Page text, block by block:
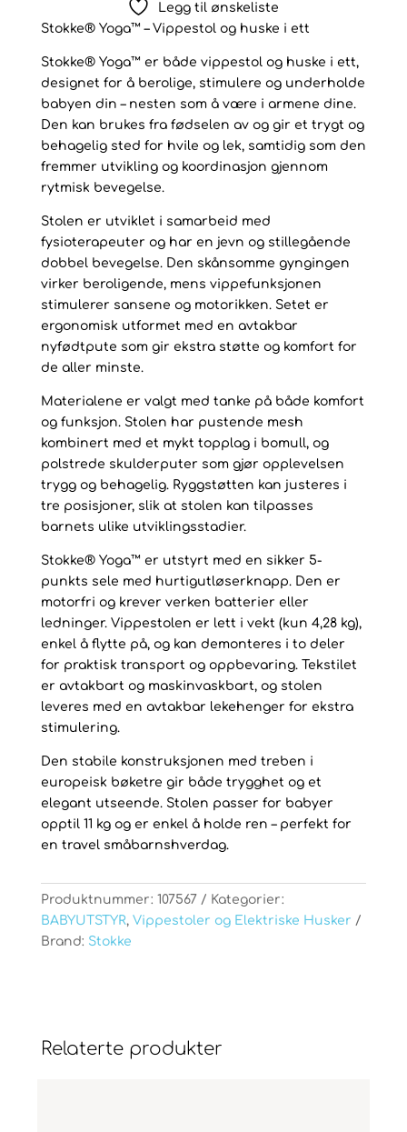
antall
Legg til ønskeliste
Stokke® Yoga™ – Vippestol og huske i ett
Stokke® Yoga™ er både vippestol og huske i ett,
designet for å berolige, stimulere og underholde
babyen din – nesten som å være i armene dine.
Den kan brukes fra fødselen av og gir et trygt og
behagelig sted for hvile og lek, samtidig som den
fremmer utvikling og koordinasjon gjennom
rytmisk bevegelse.
Stolen er utviklet i samarbeid med
fysioterapeuter og har en jevn og stillegående
dobbel bevegelse. Den skånsomme gyngingen
virker beroligende, mens vippefunksjonen
stimulerer sansene og motorikken. Setet er
ergonomisk utformet med en avtakbar
nyfødtpute som gir ekstra støtte og komfort for
de aller minste.
Materialene er valgt med tanke på både komfort
og funksjon. Stolen har pustende mesh
kombinert med et mykt topplag i bomull, og
polstrede skulderputer som gjør opplevelsen
trygg og behagelig. Ryggstøtten kan justeres i
tre posisjoner, slik at stolen kan tilpasses
barnets ulike utviklingsstadier.
Stokke® Yoga™ er utstyrt med en sikker 5-
punkts sele med hurtigutløserknapp. Den er
motorfri og krever verken batterier eller
ledninger. Vippestolen er lett i vekt (kun 4,28 kg),
enkel å flytte på, og kan demonteres i to deler
for praktisk transport og oppbevaring. Tekstilet
er avtakbart og maskinvaskbart, og stolen
leveres med en avtakbar lekehenger for ekstra
stimulering.
Den stabile konstruksjonen med treben i
europeisk bøketre gir både trygghet og et
elegant utseende. Stolen passer for babyer
opptil 11 kg og er enkel å holde ren – perfekt for
en travel småbarnshverdag.
Produktnummer: 107567
Kategorier:
BABYUTSTYR, Vippestoler og Elektriske Husker
Brand: Stokke
Relaterte produkter